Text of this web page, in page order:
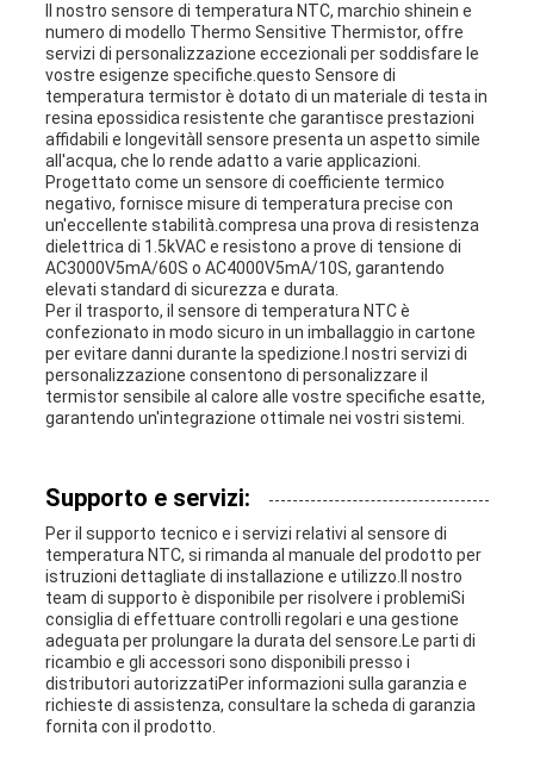
Il nostro sensore di temperatura NTC, marchio shinein e
numero di modello Thermo Sensitive Thermistor, offre
servizi di personalizzazione eccezionali per soddisfare le
vostre esigenze specifiche.questo Sensore di
temperatura termistor è dotato di un materiale di testa in
resina epossidica resistente che garantisce prestazioni
affidabili e longevitàIl sensore presenta un aspetto simile
all'acqua, che lo rende adatto a varie applicazioni.
Progettato come un sensore di coefficiente termico
negativo, fornisce misure di temperatura precise con
un'eccellente stabilità.compresa una prova di resistenza
dielettrica di 1.5kVAC e resistono a prove di tensione di
AC3000V5mA/60S o AC4000V5mA/10S, garantendo
elevati standard di sicurezza e durata.
Per il trasporto, il sensore di temperatura NTC è
confezionato in modo sicuro in un imballaggio in cartone
per evitare danni durante la spedizione.I nostri servizi di
personalizzazione consentono di personalizzare il
termistor sensibile al calore alle vostre specifiche esatte,
garantendo un'integrazione ottimale nei vostri sistemi.
Supporto e servizi:
Per il supporto tecnico e i servizi relativi al sensore di
temperatura NTC, si rimanda al manuale del prodotto per
istruzioni dettagliate di installazione e utilizzo.Il nostro
team di supporto è disponibile per risolvere i problemiSi
consiglia di effettuare controlli regolari e una gestione
adeguata per prolungare la durata del sensore.Le parti di
ricambio e gli accessori sono disponibili presso i
distributori autorizzatiPer informazioni sulla garanzia e
richieste di assistenza, consultare la scheda di garanzia
fornita con il prodotto.